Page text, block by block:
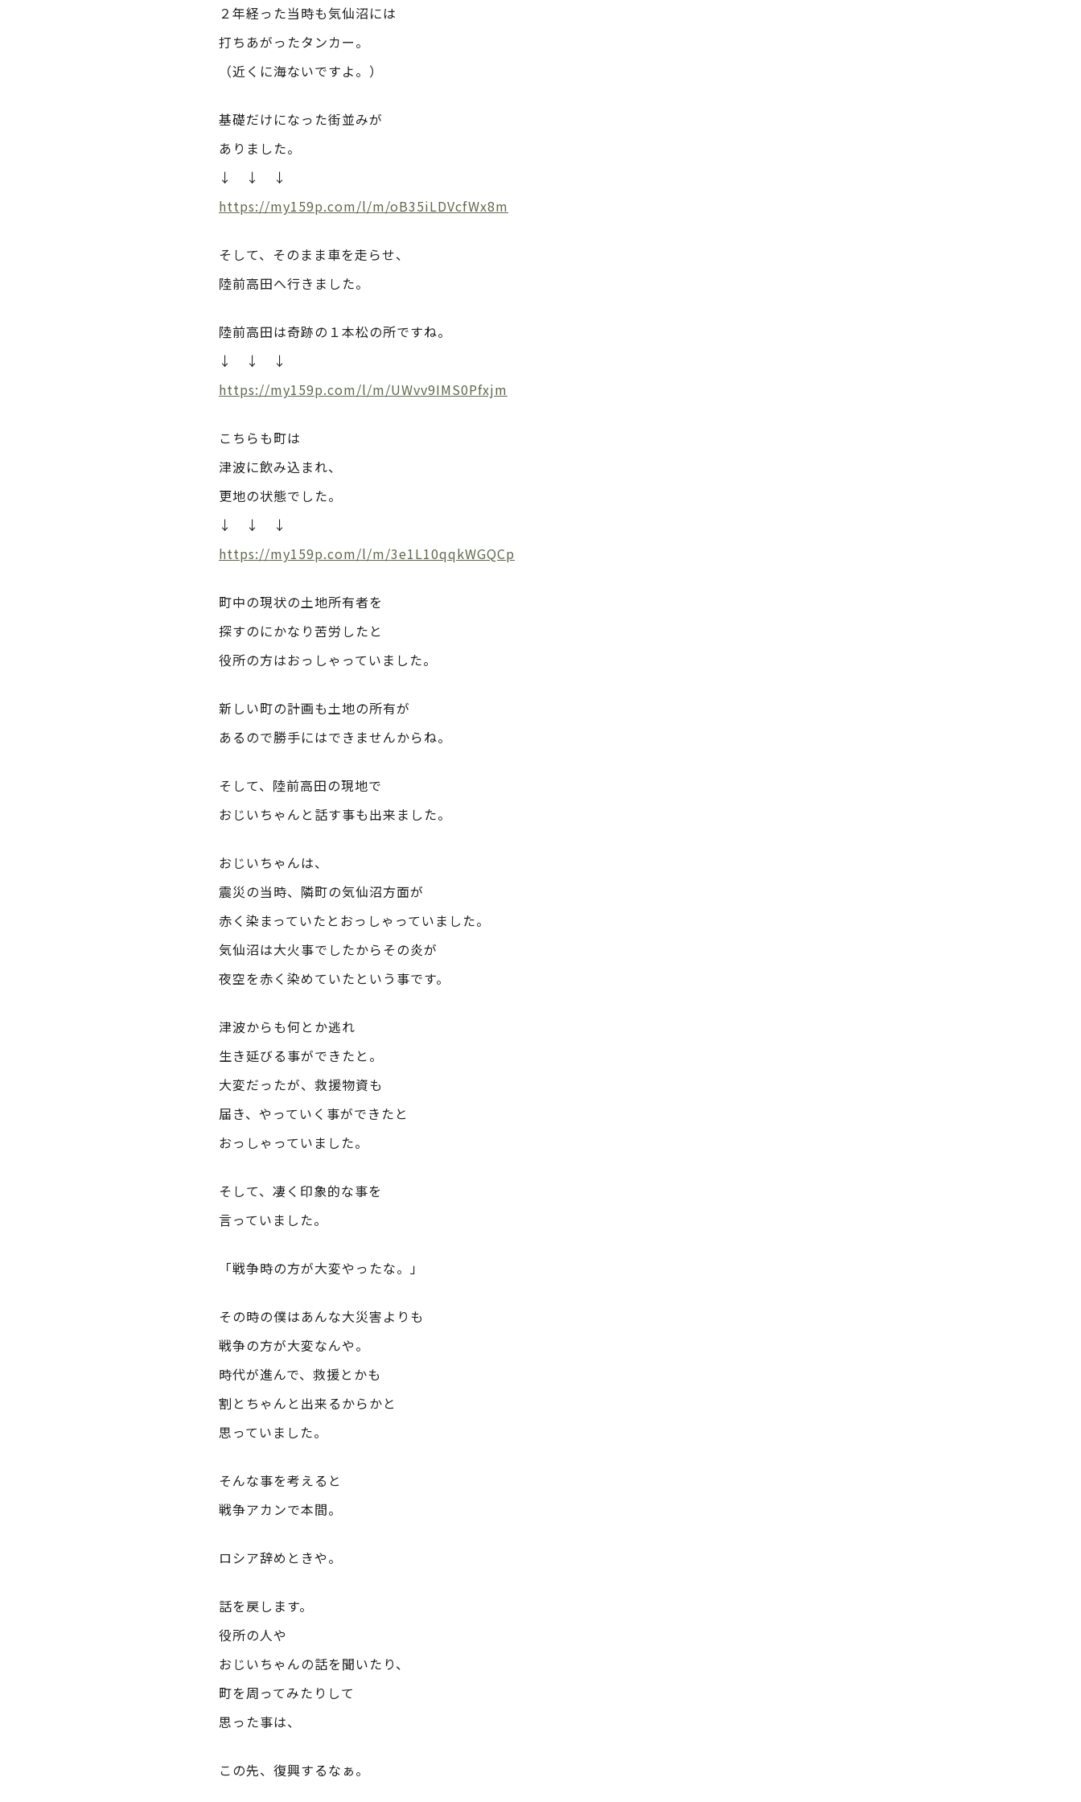
２年経った当時も気仙沼には
打ちあがったタンカー。
（近くに海ないですよ。）
基礎だけになった街並みが
ありました。
↓ ↓ ↓
https://my159p.com/l/m/oB35iLDVcfWx8m
そして、そのまま車を走らせ、
陸前高田へ行きました。
陸前高田は奇跡の１本松の所ですね。
↓ ↓ ↓
https://my159p.com/l/m/UWvv9IMS0Pfxjm
こちらも町は
津波に飲み込まれ、
更地の状態でした。
↓ ↓ ↓
https://my159p.com/l/m/3e1L10qqkWGQCp
町中の現状の土地所有者を
探すのにかなり苦労したと
役所の方はおっしゃっていました。
新しい町の計画も土地の所有が
あるので勝手にはできませんからね。
そして、陸前高田の現地で
おじいちゃんと話す事も出来ました。
おじいちゃんは、
震災の当時、隣町の気仙沼方面が
赤く染まっていたとおっしゃっていました。
気仙沼は大火事でしたからその炎が
夜空を赤く染めていたという事です。
津波からも何とか逃れ
生き延びる事ができたと。
大変だったが、救援物資も
届き、やっていく事ができたと
おっしゃっていました。
そして、凄く印象的な事を
言っていました。
「戦争時の方が大変やったな。」
その時の僕はあんな大災害よりも
戦争の方が大変なんや。
時代が進んで、救援とかも
割とちゃんと出来るからかと
思っていました。
そんな事を考えると
戦争アカンで本間。
ロシア辞めときや。
話を戻します。
役所の人や
おじいちゃんの話を聞いたり、
町を周ってみたりして
思った事は、
この先、復興するなぁ。